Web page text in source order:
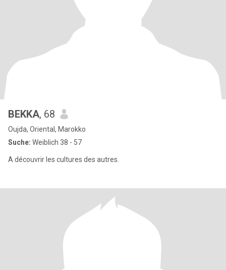
BEKKA, 68
Oujda, Oriental, Marokko
Suche: Weiblich 38 - 57
A découvrir les cultures des autres.